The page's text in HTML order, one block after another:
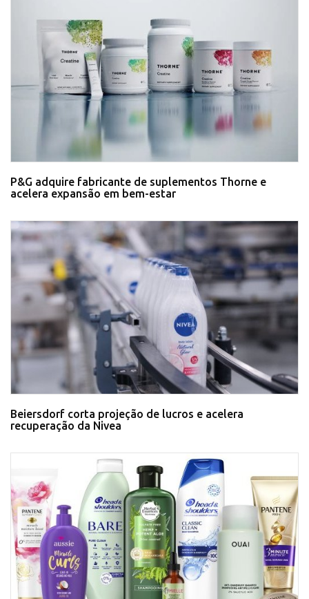
P&G adquire fabricante de suplementos Thorne e
acelera expansão em bem-estar
Beiersdorf corta projeção de lucros e acelera
recuperação da Nivea